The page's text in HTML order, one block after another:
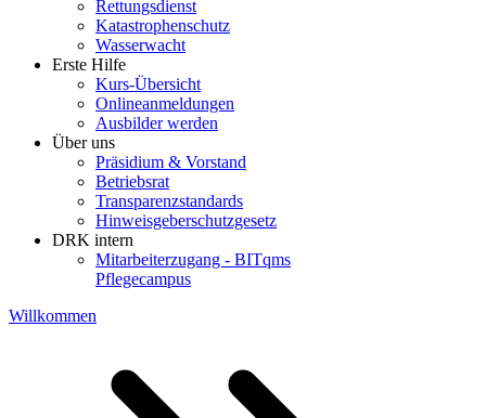
Rettungsdienst
Katastrophenschutz
Wasserwacht
Erste Hilfe
Kurs-Übersicht
Onlineanmeldungen
Ausbilder werden
Über uns
Präsidium & Vorstand
Betriebsrat
Transparenzstandards
Hinweisgeberschutzgesetz
DRK intern
Mitarbeiterzugang - BITqms
Pflegecampus
Willkommen